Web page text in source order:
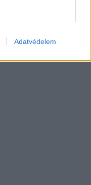
Adatvédelem